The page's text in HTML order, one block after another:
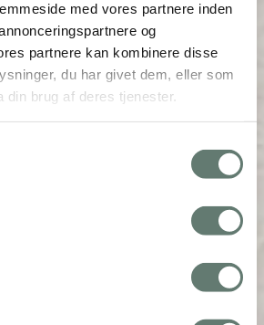
med vores partnere inden
og
partnere kan kombinere disse
du har givet dem, eller som
din brug af deres tjenester.